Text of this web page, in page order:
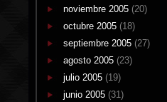
noviembre 2005 (20)
octubre 2005 (18)
septiembre 2005 (27)
agosto 2005 (23)
julio 2005 (19)
junio 2005 (31)